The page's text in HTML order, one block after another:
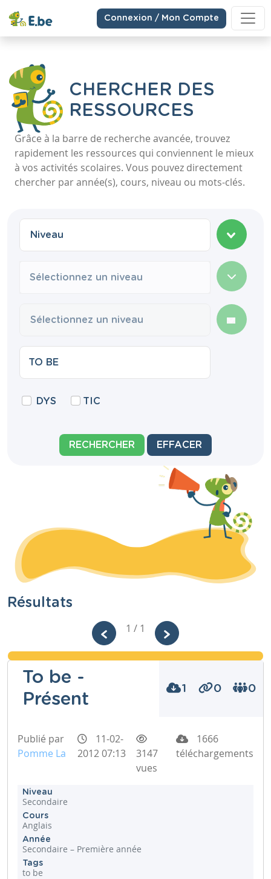
Connexion / Mon Compte
CHERCHER DES
RESSOURCES
Grâce à la barre de recherche avancée, trouvez
rapidement les ressources qui conviennent le mieux
à vos activités scolaires. Vous pouvez directement
chercher par année(s), cours, niveau ou mots-clés.
Sélectionnez un niveau
DYS TIC
RECHERCHER EFFACER
Résultats
1 / 1
To be -
Présent
1 0 0
Publié par
Pomme La
11-02-
2012 07:13
3147
vues
1666
téléchargements
Niveau
Secondaire
Cours
Anglais
Année
Secondaire – Première année
Tags
to be